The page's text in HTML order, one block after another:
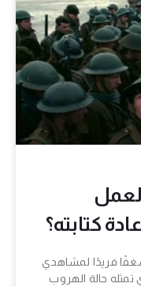
كتابته؟
فريدًا لمشاهدي
تمثله حالة الهروب